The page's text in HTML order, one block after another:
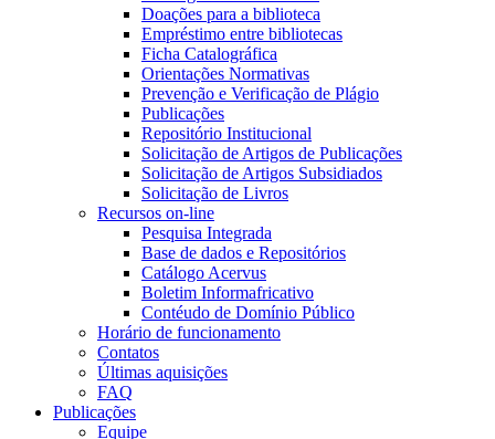
Doações para a biblioteca
Empréstimo entre bibliotecas
Ficha Catalográfica
Orientações Normativas
Prevenção e Verificação de Plágio
Publicações
Repositório Institucional
Solicitação de Artigos de Publicações
Solicitação de Artigos Subsidiados
Solicitação de Livros
Recursos on-line
Pesquisa Integrada
Base de dados e Repositórios
Catálogo Acervus
Boletim Informafricativo
Contéudo de Domínio Público
Horário de funcionamento
Contatos
Últimas aquisições
FAQ
Publicações
Equipe